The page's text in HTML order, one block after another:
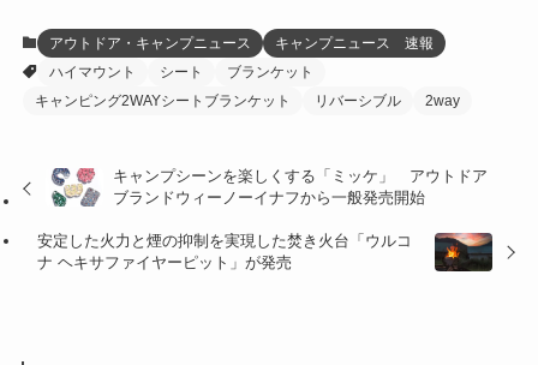
(27) (41)
(47)
(20)
(4)
(16)
(1)
アウトドア・キャンプニュース
キャンプニュース 速報
ハイマウント
シート
ブランケット
キャンピング2WAYシートブランケット
リバーシブル 2way
キャンプシーンを楽しくする「ミッケ」 アウトドア
ブランドウィーノーイナフから一般発売開始
安定した火力と煙の抑制を実現した焚き火台「ウルコ
ナ ヘキサファイヤーピット」が発売